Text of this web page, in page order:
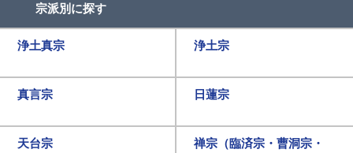
宗派別に探す
浄土真宗 浄土宗
真言宗 日蓮宗
天台宗
禅宗（臨済宗・曹洞宗・